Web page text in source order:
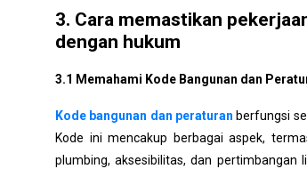
3. Cara memastikan
dengan hukum
3.1 Memahami Kode Bangunan dan
Kode bangunan dan peraturan berfungsi
Kode ini mencakup berbagai aspek,
plumbing, aksesibilitas, dan pertimbangan